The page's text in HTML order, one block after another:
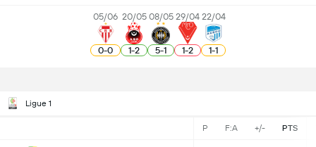
05/06
0-0
20/05
1-2
08/05
5-1
29/04
1-2
22/04
1-1
Ligue 1
P F:A +/- PTS